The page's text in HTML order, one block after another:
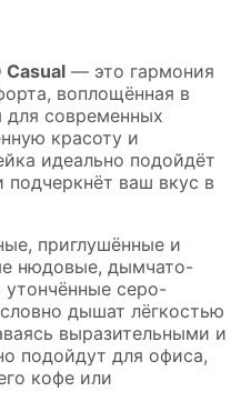
Casual — это гармония
воплощённая в
для современных
красоту и
идеально подойдёт
подчеркнёт ваш вкус в
приглушённые и
нюдовые, дымчато-
серо-
дышат лёгкостью
выразительными и
подойдут для офиса,
кофе или